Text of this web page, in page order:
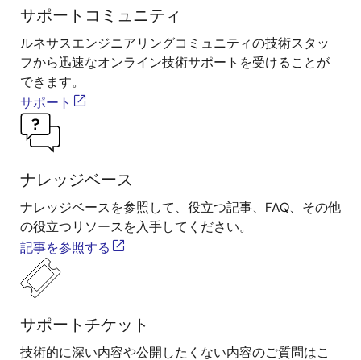
サポートコミュニティ
ルネサスエンジニアリングコミュニティの技術スタッ
フから迅速なオンライン技術サポートを受けることが
できます。
サポート
ナレッジベース
ナレッジベースを参照して、役立つ記事、FAQ、その他
の役立つリソースを入手してください。
記事を参照する
サポートチケット
技術的に深い内容や公開したくない内容のご質問はこ